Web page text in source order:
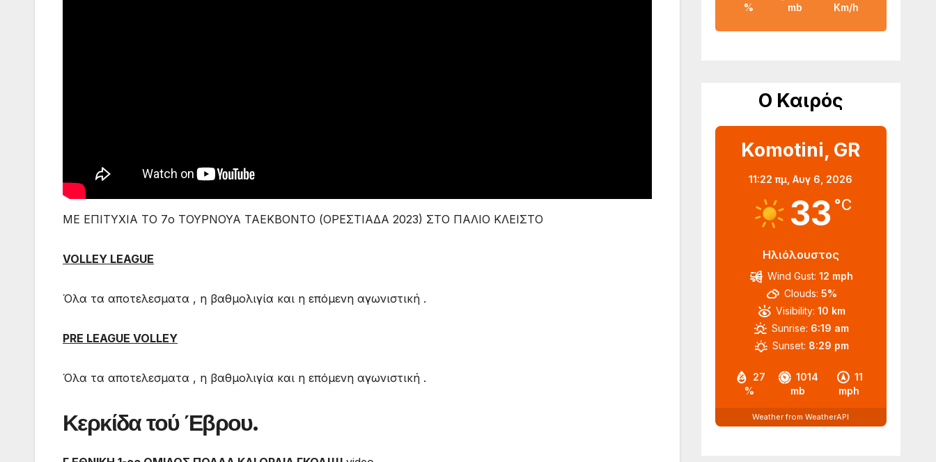
ΜΕ ΕΠΙΤΥΧΙΑ ΤΟ 7ο ΤΟΥΡΝΟΥΑ ΤΑΕΚΒΟΝΤΟ (ΟΡΕΣΤΙΑΔΑ 2023) ΣΤΟ ΠΑΛΙΟ ΚΛΕΙΣΤΟ
VOLLEY LEAGUΕ
Όλα τα αποτελεσματα , η βαθμολιγία και η επόμενη αγωνιστική .
PRE LEAGUE VOLLEY
Όλα τα αποτελεσματα , η βαθμολιγία και η επόμενη αγωνιστική .
Κερκίδα τού Έβρου.
%
mb
Km/h
Ο Καιρός
Komotini, GR
11:22 πμ,Αυγ 6, 2026
33 °C
Ηλιόλουστος
27
%
1014
mb
11
mph
Wind Gust: 12 mph
Clouds: 5%
Visibility: 10 km
Sunrise: 6:19 am
Sunset: 8:29 pm
Weather from WeatherAPI